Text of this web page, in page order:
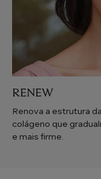
RENEW
Renova a estrutura
colágeno que
e mais firme.